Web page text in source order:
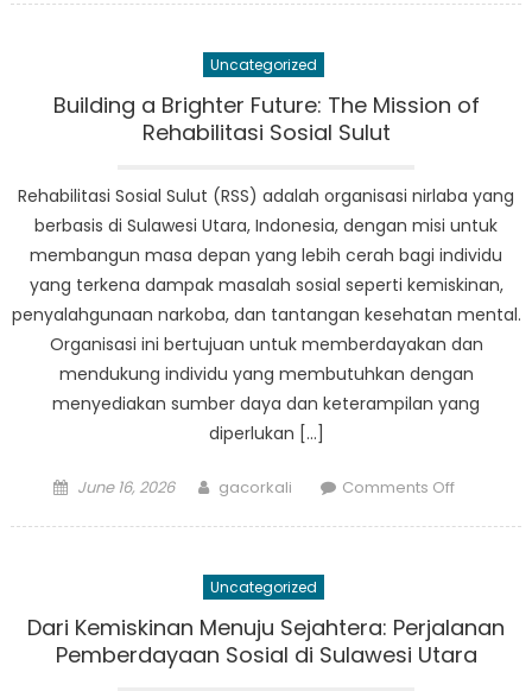
of
Sulut
in
North
Sulawesi
Uncategorized
Building a Brighter Future: The Mission of
Rehabilitasi Sosial Sulut
Rehabilitasi Sosial Sulut (RSS) adalah organisasi nirlaba yang
berbasis di Sulawesi Utara, Indonesia, dengan misi untuk
membangun masa depan yang lebih cerah bagi individu
yang terkena dampak masalah sosial seperti kemiskinan,
penyalahgunaan narkoba, dan tantangan kesehatan mental.
Organisasi ini bertujuan untuk memberdayakan dan
mendukung individu yang membutuhkan dengan
menyediakan sumber daya dan keterampilan yang
diperlukan […]
Posted
June 16, 2026 Author
gacorkali Comments Offon
The
Mission
Uncategorized
Dari Kemiskinan Menuju Sejahtera: Perjalanan
Pemberdayaan Sosial di Sulawesi Utara